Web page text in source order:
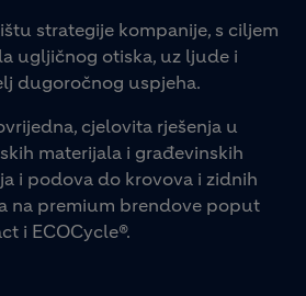
strategije kompanije, s ciljem
ugljičnog otiska, uz ljude i
dugoročnog uspjeha.
cjelovita rješenja u
materijala i građevinskih
i podova do krovova i zidnih
na premium brendove poput
i ECOCycle®.